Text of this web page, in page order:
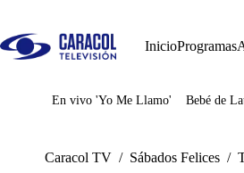
InicioProgramas
Juegos
En vivo 'Yo Me Llamo' Bebé de
Caracol TV / Sábados Felices /